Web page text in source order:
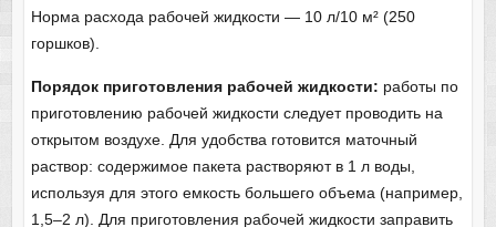
Норма расхода рабочей жидкости — 10 л/10 м² (250
горшков).
Порядок приготовления рабочей жидкости: работы по
приготовлению рабочей жидкости следует проводить на
открытом воздухе. Для удобства готовится маточный
раствор: содержимое пакета растворяют в 1 л воды,
используя для этого емкость большего объема (например,
1,5–2 л). Для приготовления рабочей жидкости заправить